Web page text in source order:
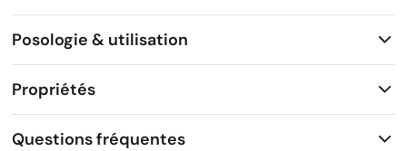
Posologie & utilisation
Propriétés
Questions fréquentes